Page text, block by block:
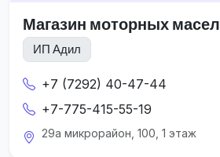
Магазин моторных масел
ИП Адил
+7 (7292) 40-47-44
+7-775-415-55-19
29а микрорайон, 100, 1 этаж